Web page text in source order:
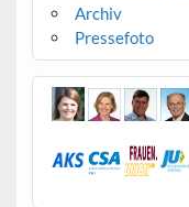
Archiv
Pressefoto